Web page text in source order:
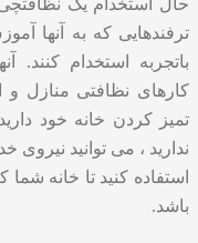
حال استخدام یک
ترفندهایی که به آنها
باتجربه استخدام
کارهای نظافتی منازل و
تمیز کردن خانه خود
ندارید ، می توانید نیروی
استفاده کنید تا خانه
باشد.